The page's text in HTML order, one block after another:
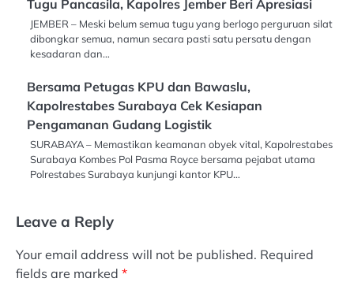
Tugu Pancasila, Kapolres Jember Beri Apresiasi
JEMBER – Meski belum semua tugu yang berlogo perguruan silat
dibongkar semua, namun secara pasti satu persatu dengan
kesadaran dan…
Bersama Petugas KPU dan Bawaslu,
Kapolrestabes Surabaya Cek Kesiapan
Pengamanan Gudang Logistik
SURABAYA – Memastikan keamanan obyek vital, Kapolrestabes
Surabaya Kombes Pol Pasma Royce bersama pejabat utama
Polrestabes Surabaya kunjungi kantor KPU…
Leave a Reply
Your email address will not be published. Required
fields are marked *